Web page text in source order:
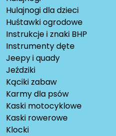
Hulajnogi dla dzieci
Huśtawki ogrodowe
Instrukcje i znaki BHP
Instrumenty dęte
Jeepy i quady
Jeździki
Kąciki zabaw
Karmy dla psów
Kaski motocyklowe
Kaski rowerowe
Klocki